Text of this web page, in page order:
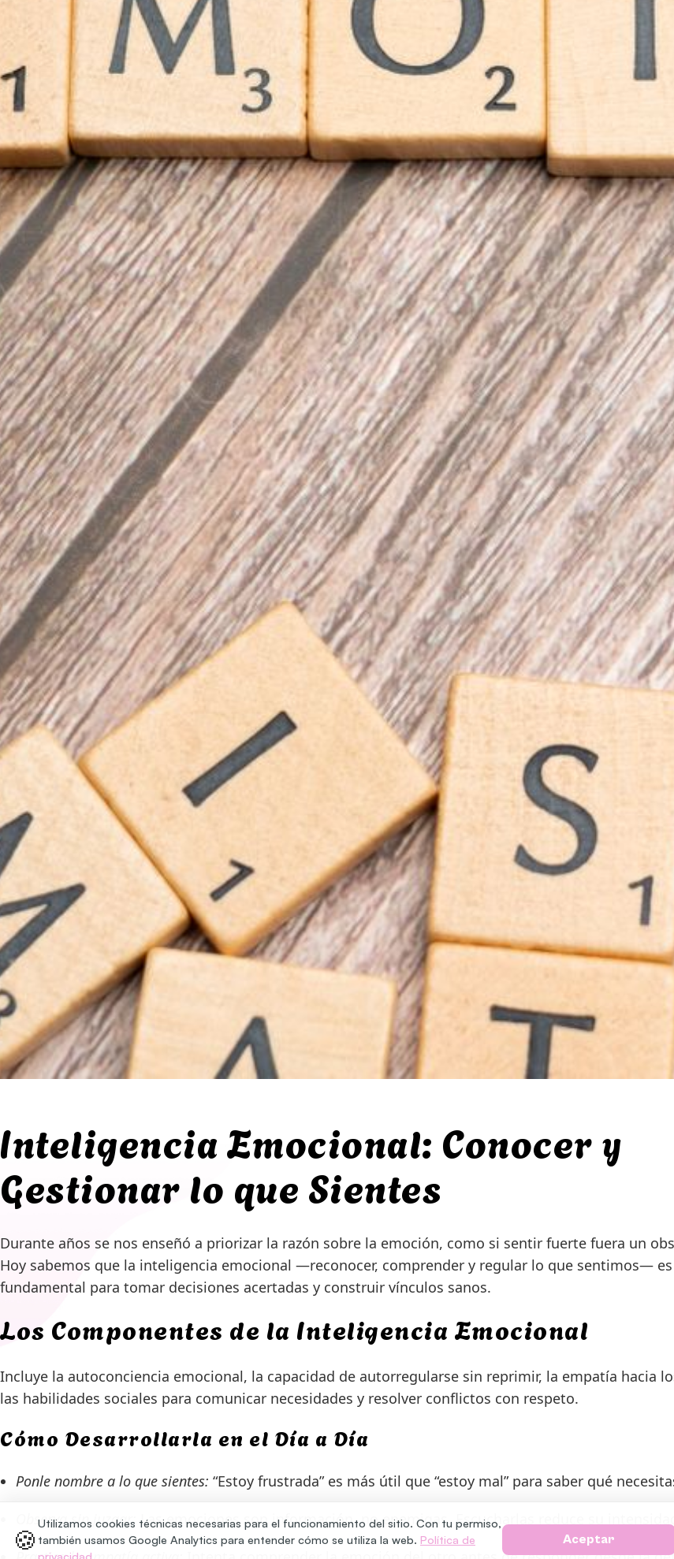
Inteligencia Emocional: Conocer y
Gestionar lo que Sientes
Durante años se nos enseñó a priorizar la razón sobre la emoción, como si sentir fuerte fuera un
Hoy sabemos que la inteligencia emocional —reconocer, comprender y regular lo que sentimos— es
fundamental para tomar decisiones acertadas y construir vínculos sanos.
Los Componentes de la Inteligencia Emocional
Incluye la autoconciencia emocional, la capacidad de autorregularse sin reprimir, la empatía hacia
las habilidades sociales para comunicar necesidades y resolver conflictos con respeto.
Cómo Desarrollarla en el Día a Día
Ponle nombre a lo que sientes: “Estoy frustrada” es más útil que “estoy mal” para saber qué
Observa sin juzgar: Las emociones son información, no enemigas. Escucharlas reduce su intensidad.
🍪
Utilizamos cookies técnicas necesarias para el funcionamiento del sitio. Con tu permiso,
también usamos Google Analytics para entender cómo se utiliza la web. Política de
privacidad
Aceptar